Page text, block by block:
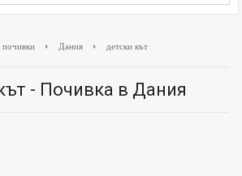
Дания детски кът
- Почивка в Дания